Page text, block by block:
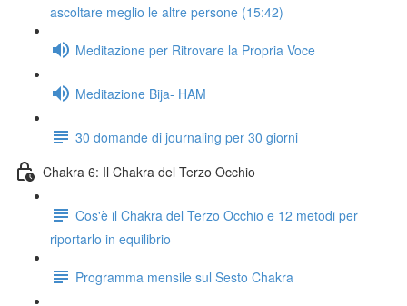
ascoltare meglio le altre persone (15:42)
Meditazione per Ritrovare la Propria Voce
Meditazione Bija- HAM
30 domande di journaling per 30 giorni
Chakra 6: Il Chakra del Terzo Occhio
Cos'è il Chakra del Terzo Occhio e 12 metodi per
riportarlo in equilibrio
Programma mensile sul Sesto Chakra